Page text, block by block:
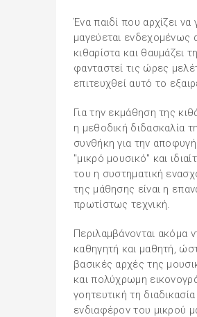
Ένα παιδί που αρχίζει
μαγεύεται ενδεχομένως
κιθαρίστα και θαυμάζει
φανταστεί τις ώρες
επιτευχθεί αυτό το
Για την εκμάθηση της
η μεθοδική διδασκαλία
συνθήκη για την
"μικρό μουσικό" και
του η συστηματική
της μάθησης είναι η
πρωτίστως τεχνική.
Περιλαμβάνονται ακόμα
καθηγητή και μαθητή,
βασικές αρχές της
και πολύχρωμη
γοητευτική τη
ενδιαφέρον του μικρού